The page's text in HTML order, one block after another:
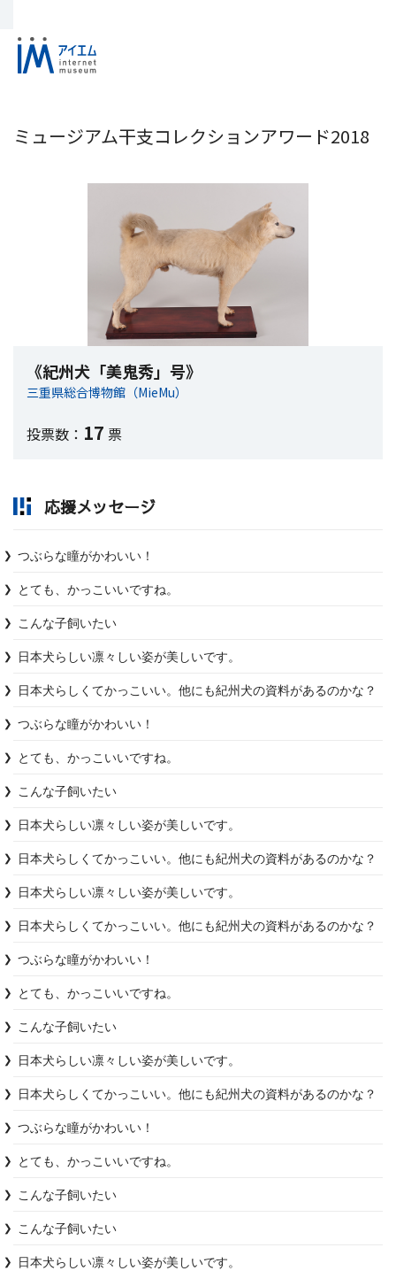
ミュージアム干支コレクションアワード2018
《紀州犬「美鬼秀」号》
三重県総合博物館（MieMu）
投票数： 17 票
応援メッセージ
つぶらな瞳がかわいい！
こんな子飼いたい
日本犬らしい凛々しい姿が美しいです。
日本犬らしくてかっこいい。他にも紀州犬の資料があるのかな？
つぶらな瞳がかわいい！
こんな子飼いたい
日本犬らしい凛々しい姿が美しいです。
日本犬らしくてかっこいい。他にも紀州犬の資料があるのかな？
日本犬らしい凛々しい姿が美しいです。
日本犬らしくてかっこいい。他にも紀州犬の資料があるのかな？
つぶらな瞳がかわいい！
こんな子飼いたい
日本犬らしい凛々しい姿が美しいです。
日本犬らしくてかっこいい。他にも紀州犬の資料があるのかな？
つぶらな瞳がかわいい！
こんな子飼いたい
こんな子飼いたい
日本犬らしい凛々しい姿が美しいです。